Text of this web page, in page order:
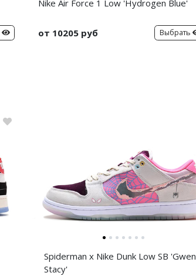
Nike Air Force 1 Low 'Hydrogen Blue'
от 10205 руб Выбрать
Spiderman x Nike Dunk Low SB 'Gwen
Stacy'